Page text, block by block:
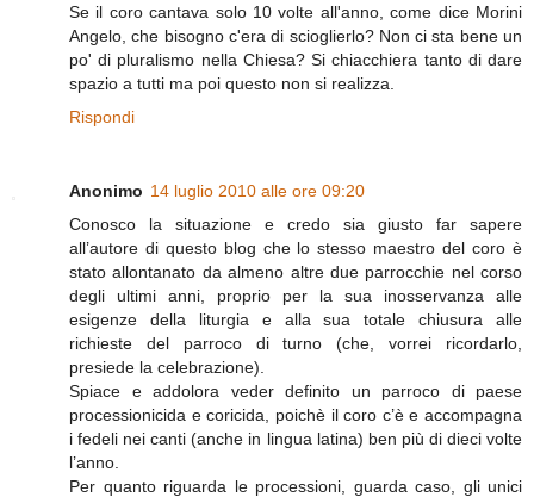
Se il coro cantava solo 10 volte all'anno, come dice Morini
Angelo, che bisogno c'era di scioglierlo? Non ci sta bene un
po' di pluralismo nella Chiesa? Si chiacchiera tanto di dare
spazio a tutti ma poi questo non si realizza.
Rispondi
Anonimo 14 luglio 2010 alle ore 09:20
Conosco la situazione e credo sia giusto far sapere
all’autore di questo blog che lo stesso maestro del coro è
stato allontanato da almeno altre due parrocchie nel corso
degli ultimi anni, proprio per la sua inosservanza alle
esigenze della liturgia e alla sua totale chiusura alle
richieste del parroco di turno (che, vorrei ricordarlo,
presiede la celebrazione).
Spiace e addolora veder definito un parroco di paese
processionicida e coricida, poichè il coro c’è e accompagna
i fedeli nei canti (anche in lingua latina) ben più di dieci volte
l’anno.
Per quanto riguarda le processioni, guarda caso, gli unici